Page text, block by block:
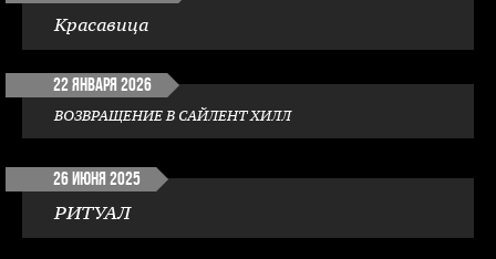
Красавица
22 января 2026
ВОЗВРАЩЕНИЕ В САЙЛЕНТ ХИЛЛ
26 июня 2025
РИТУАЛ